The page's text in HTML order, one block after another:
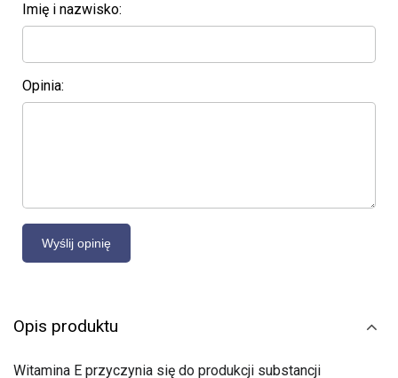
Imię i nazwisko:
Opinia:
Opis produktu
Witamina E przyczynia się do produkcji substancji